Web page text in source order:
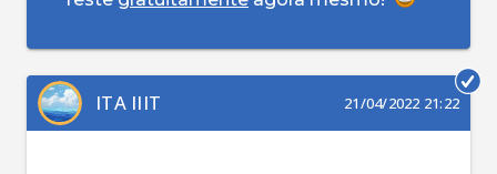
ITA IIIT 21/04/2022 21:22